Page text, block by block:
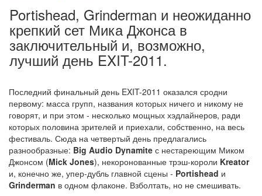
Portishead, Grinderman и неожиданно
крепкий сет Мика Джонса в
заключительный и, возможно,
лучший день EXIT-2011.
Последний финальный день EXIT-2011 оказался сродни
первому: масса групп, названия которых ничего и никому не
говорят, и при этом - несколько мощных хэдлайнеров, ради
которых половина зрителей и приехали, собственно, на весь
фестиваль. Сюда на четвертый день предлагались
разнообразные: Big Audio Dynamite с нестареющим Миком
Джонсом (Mick Jones), некоронованные трэш-короли Kreator
и, конечно же, упер-дубль главной сцены - Portishead и
Grinderman в одном флаконе. Взболтать, но не смешивать.